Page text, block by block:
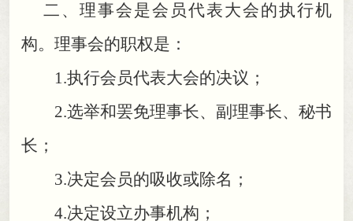
二、理事会是会员代表大会的执行机
构。 理事会的职权是：
1.执行会员代表大会的决议 ；
2.选举和罢免理事长、副理事长、秘书
长 ；
3.决定会员的吸收或除名 ；
4.决定设立办事机构 ；